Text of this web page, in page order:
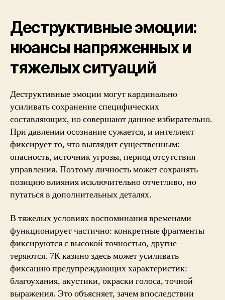
Деструктивные эмоции:
нюансы напряженных и
тяжелых ситуаций
Деструктивные эмоции могут кардинально
усиливать сохранение специфических
составляющих, но совершают данное избирательно.
При давлении осознание сужается, и интеллект
фиксирует то, что выглядит существенным:
опасность, источник угрозы, период отсутствия
управления. Поэтому личность может сохранять
позицию влияния исключительно отчетливо, но
путаться в дополнительных деталях.
В тяжелых условиях воспоминания временами
функционирует частично: конкретные фрагменты
фиксируются с высокой точностью, другие —
теряются. 7К казино здесь может усиливать
фиксацию предупреждающих характеристик:
благоухания, акустики, окраски голоса, точной
выражения. Это объясняет, зачем впоследствии